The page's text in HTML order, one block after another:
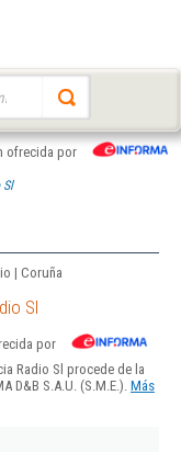
ofrecida por
Sl
| Coruña
Sl
por
Radio Sl procede de la
D&B S.A.U. (S.M.E.). Más